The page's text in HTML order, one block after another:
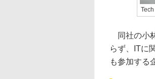
同社の小
らず、ITに
も参加する